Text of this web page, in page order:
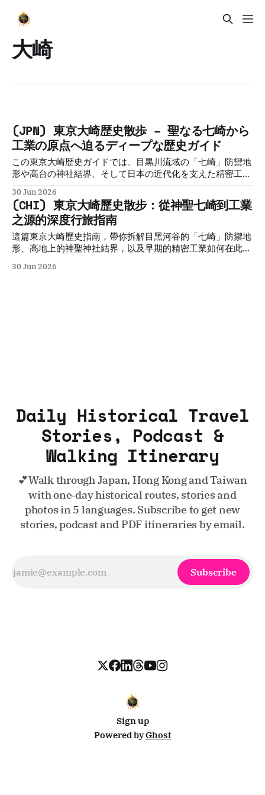
大崎
(JPN) 東京大崎歴史散歩 – 聖なる七崎から
工業の原点へ迫るディープな歴史ガイド
この東京大崎歴史ガイドでは、目黒川流域の「七崎」防禦地
形や高台の神社結界、そして日本の近代化を支えた精密工業
差する、知的好奇心を満たすディープな散歩へご案内しま
す。
30 Jun 2026
(CHI) 東京大崎歷史散步：從神聖七崎到工業
之源的深度行旅指南
這篇東京大崎歷史指南，帶你拆解目黑河谷的「七崎」防禦地
形、高地上的神聖神社結界，以及早期的精密工業如何在此發
30 Jun 2026
Daily Historical Travel
Stories, Podcast &
Walking Itinerary
💕Walk through Japan, Hong Kong and Taiwan
with one‑day historical routes, stories and
photos in 5 languages. Subscribe to get new
stories, podcast and PDF itineraries by email.
Subscribe
Sign up
Powered byGhost